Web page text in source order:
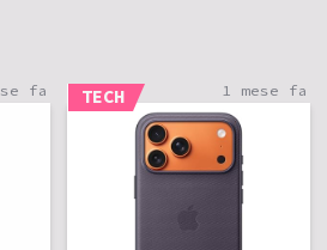
fa TECH 1 mese fa